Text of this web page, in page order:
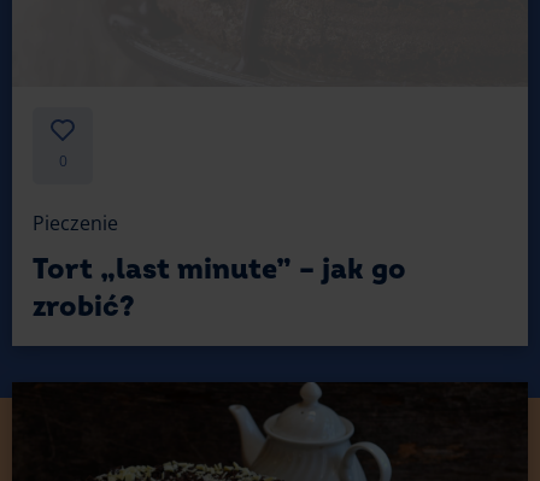
0
Pieczenie
Tort „last minute” – jak go
zrobić?